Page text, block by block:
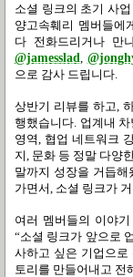
소셜 링크의 초기 사
양고속훼리 멤버들에
다 전화드리거나 만
@jamesslad
으로 감사 드립니다
상반기 리뷰를 하고,
행했습니다 업계내
영역
협업 네트워크
지 문화 등 정말 다양
말까지 성장을 거듭해
가면서 소셜 링크가
여러 멤버들의 이야기
“소셜 링크가 앞으로
사하고 싶은 기업으
토리를 만들어내고 전